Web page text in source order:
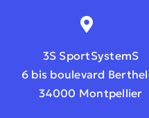
3S SportSystemS
6 bis boulevard
34000 Montpellier